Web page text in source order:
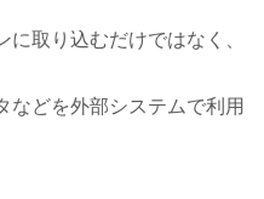
取り込むだけではなく、
などを外部システムで利用